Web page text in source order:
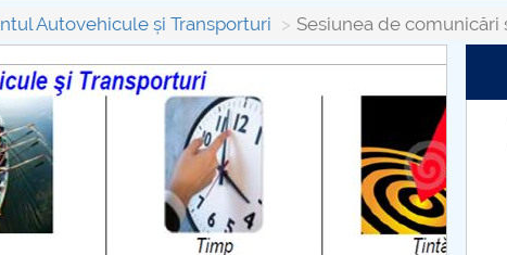
KLC Proiect studentesc - formula EASTER
INGINERIEI AUTOMOBILULUI
Autovehicule și Transporturi Sesiunea de comunicări
CARTA_UNSTPB -
Consultare publică